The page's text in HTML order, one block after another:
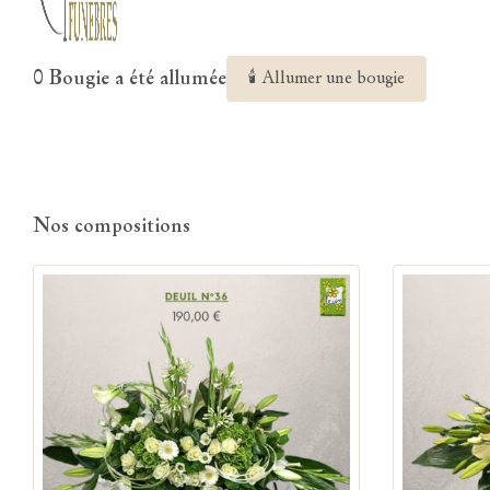
0 Bougie a été allumée 🕯 Allumer une bougie
Nos compositions